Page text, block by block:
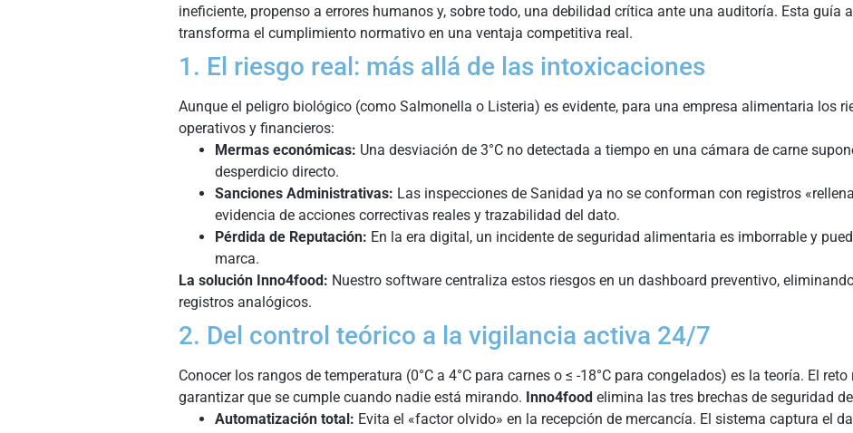
ineficiente, propenso a errores humanos y, sobre todo, una debilidad crítica ante una auditoría. Esta
transforma el cumplimiento normativo en una ventaja competitiva real.
1. El riesgo real: más allá de las intoxicaciones
Aunque el peligro biológico (como Salmonella o Listeria) es evidente, para una empresa alimentaria los
operativos y financieros:
Mermas económicas: Una desviación de 3°C no detectada a tiempo en una cámara de carne
desperdicio directo.
Sanciones Administrativas: Las inspecciones de Sanidad ya no se conforman con registros
evidencia de acciones correctivas reales y trazabilidad del dato.
Pérdida de Reputación: En la era digital, un incidente de seguridad alimentaria es imborrable y
marca.
La solución Inno4food: Nuestro software centraliza estos riesgos en un dashboard preventivo,
registros analógicos.
2. Del control teórico a la vigilancia activa 24/7
Conocer los rangos de temperatura (0°C a 4°C para carnes o ≤ -18°C para congelados) es la teoría. El
garantizar que se cumple cuando nadie está mirando. Inno4food elimina las tres brechas de seguridad
Automatización total: Evita el «factor olvido» en la recepción de mercancía. El sistema captura el